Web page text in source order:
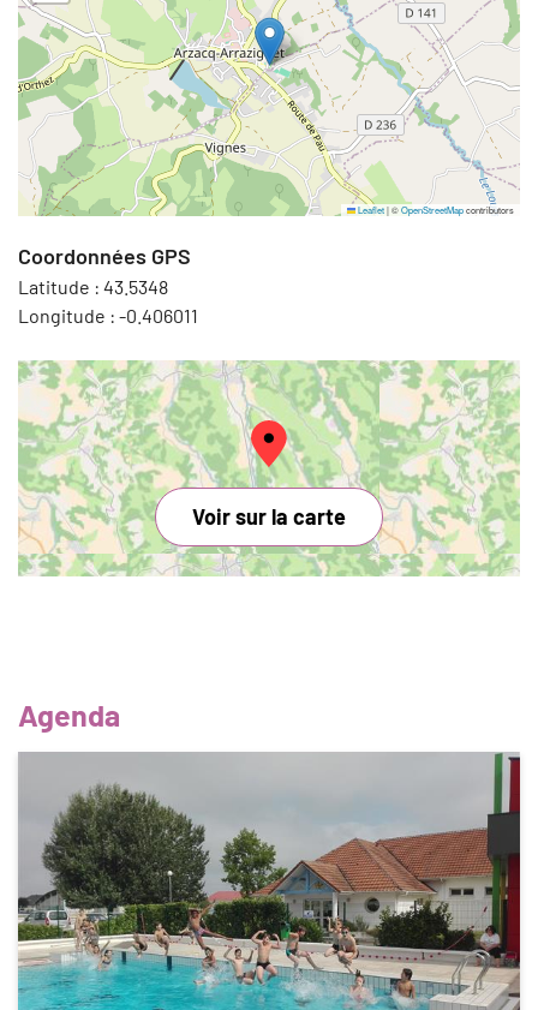
Leaflet|©OpenStreetMapcontributors
Coordonnées GPS
Latitude : 43.5348
Longitude : -0.406011
Voir sur la carte
Agenda